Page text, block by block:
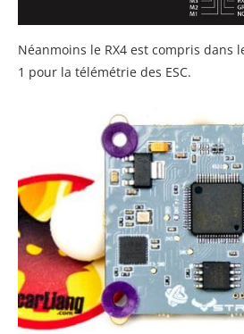
Néanmoins le RX4 est compris dans
1 pour la télémétrie des ESC.